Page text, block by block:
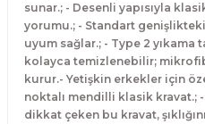
sunar.; - Desenli yapısıyla
yorumu.; - Standart
uyum sağlar.; - Type 2 yıkama
kolayca temizlenebilir;
kurur.- Yetişkin erkekler için
noktalı mendilli klasik kravat.; -
dikkat çeken bu kravat,